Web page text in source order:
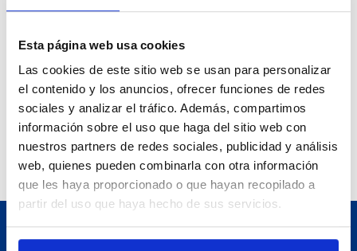
Esta página web usa cookies
Las cookies de este sitio web se usan para personalizar
el contenido y los anuncios, ofrecer funciones de redes
sociales y analizar el tráfico. Además, compartimos
información sobre el uso que haga del sitio web con
nuestros partners de redes sociales, publicidad y análisis
web, quienes pueden combinarla con otra información
que les haya proporcionado o que hayan recopilado a
partir del uso que haya hecho de sus servicios.